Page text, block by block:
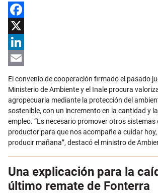
Facebook
X
LinkedIn
Email
El convenio de cooperación firmado el pasado
Ministerio de Ambiente y el Inale procura
agropecuaria mediante la protección del
sostenible, con un incremento en la cantidad y
empleo. “Es necesario promover otros sistemas
productor para que nos acompañe a cuidar
producir mañana”, destacó el ministro de
Una explicación para la
último remate de Fonterra